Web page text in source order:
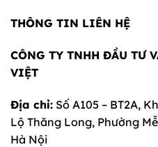
THÔNG TIN LIÊN HỆ
CÔNG TY TNHH ĐẦU TƯ
VIỆT
Địa chỉ: Số A105 – BT2A,
Lộ Thăng Long, Phường
Hà Nội